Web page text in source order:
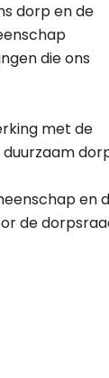
dorp en de
die ons
met de
en
de